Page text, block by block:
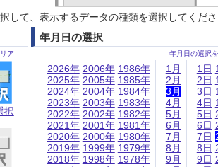
して、表示するデータの種類を選択してくだ
ア
択
年月日の選択
年月日の選択
2026年
2025年
2024年
2023年
2022年
2021年
2020年
2019年
2018年
2006年
2005年
2004年
2003年
2002年
2001年
2000年
1999年
1998年
1986年
1985年
1984年
1983年
1982年
1981年
1980年
1979年
1978年
1月
2月
3月
4月
5月
6月
7月
8月
9月
1日
2日
3日
4日
5日
6日
7日
8日
9日